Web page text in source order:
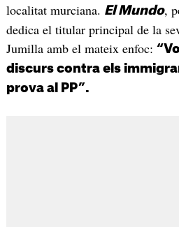
localitat murciana. El Mundo,
dedica el titular principal de la
Jumilla amb el mateix enfoc:
discurs contra els
prova al PP”.